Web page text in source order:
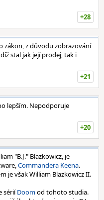
+28
zákon, z důvodu zobrazování
stal jak její prodej, tak i
+21
lepším. Nepodporuje
+20
"B.J." Blazkowicz, je
Commandera Keena.
je však William Blazkowicz II.
sériíDoomod tohoto studia.